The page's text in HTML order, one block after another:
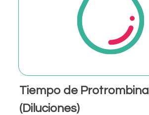
Tiempo de Protrombina
(Diluciones)